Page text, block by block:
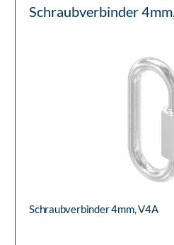
Schraubverbinder
Schraubverbinder 4mm, V4A